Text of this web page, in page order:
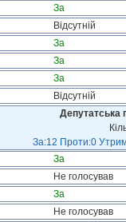
За
Відсутній
За
За
За
Відсутній
Депутатська
За:12 Проти:0
За
Не голосував
За
Не голосував